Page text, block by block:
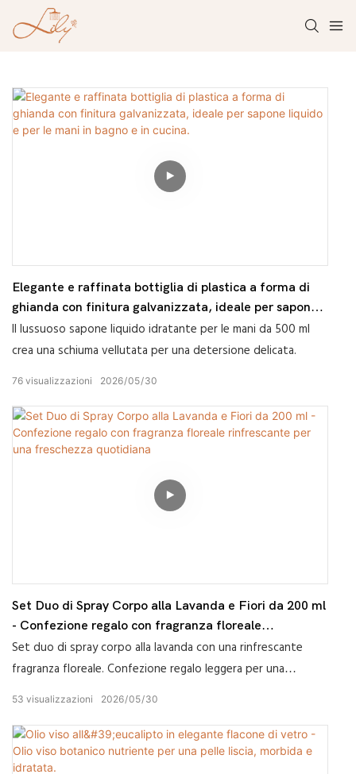
Elegante e raffinata bottiglia di plastica a forma di
ghianda con finitura galvanizzata, ideale per sapone
liquido e per le mani in bagno e in cucina.
Il lussuoso sapone liquido idratante per le mani da 500 ml
crea una schiuma vellutata per una detersione delicata.
2026 05 30
76 visualizzazioni
Set Duo di Spray Corpo alla Lavanda e Fiori da 200 ml
- Confezione regalo con fragranza floreale
rinfrescante per una freschezza quotidiana
Set duo di spray corpo alla lavanda con una rinfrescante
fragranza floreale. Confezione regalo leggera per una
freschezza quotidiana e una profumazione a lunga durata.
2026 05 30
53 visualizzazioni